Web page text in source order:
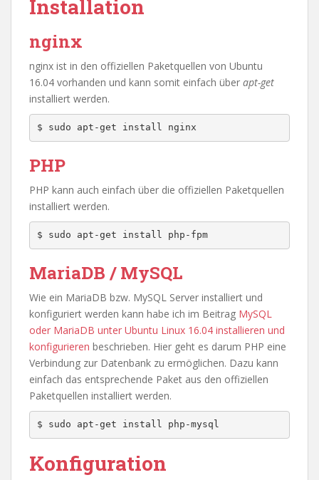
Installation
nginx
nginx ist in den offiziellen Paketquellen von Ubuntu
16.04 vorhanden und kann somit einfach über apt-get
installiert werden.
PHP
PHP kann auch einfach über die offiziellen Paketquellen
installiert werden.
$ sudo apt-get install php-fpm
MariaDB / MySQL
Wie ein MariaDB bzw. MySQL Server installiert und
konfiguriert werden kann habe ich im Beitrag MySQL
oder MariaDB unter Ubuntu Linux 16.04 installieren und
konfigurieren beschrieben. Hier geht es darum PHP eine
Verbindung zur Datenbank zu ermöglichen. Dazu kann
einfach das entsprechende Paket aus den offiziellen
Paketquellen installiert werden.
Konfiguration